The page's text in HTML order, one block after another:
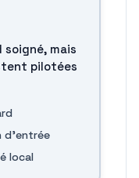
soigné, mais
pilotées
d'entrée
local